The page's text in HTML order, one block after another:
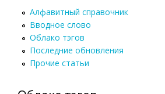
Алфавитный справочник
Вводное слово
Облако тэгов
Последние обновления
Прочие статьи